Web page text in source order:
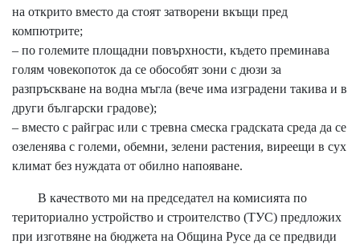
на открито вместо да стоят затворени вкъщи пред
компютрите;
– по големите площадни повърхности, където преминава
голям човекопоток да се обособят зони с дюзи за
разпръскване на водна мъгла (вече има изградени такива и в
други български градове);
– вместо с райграс или с тревна смеска градската среда да се
озеленява с големи, обемни, зелени растения, виреещи в сух
климат без нуждата от обилно напояване.
В качеството ми на председател на комисията по
териториално устройство и строителство (ТУС) предложих
при изготвяне на бюджета на Община Русе да се предвиди